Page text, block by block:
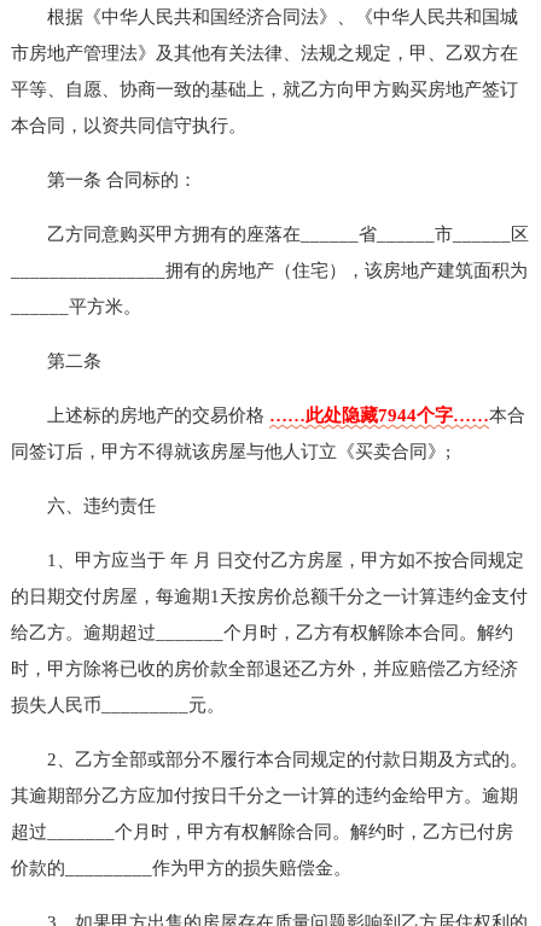
根据《中华人民共和国经济合同法》、《中华人民共和国城
市房地产管理法》及其他有关法律、法规之规定，甲、乙双方在
平等、自愿、协商一致的基础上，就乙方向甲方购买房地产签订
本合同，以资共同信守执行。
第一条 合同标的：
乙方同意购买甲方拥有的座落在______省______市______区
________________拥有的房地产（住宅），该房地产建筑面积为
______平方米。
第二条
上述标的房地产的交易价格 ……此处隐藏7944个字……本合
同签订后，甲方不得就该房屋与他人订立《买卖合同》;
六、违约责任
1、甲方应当于 年 月 日交付乙方房屋，甲方如不按合同规定
的日期交付房屋，每逾期1天按房价总额千分之一计算违约金支付
给乙方。逾期超过_______个月时，乙方有权解除本合同。解约
时，甲方除将已收的房价款全部退还乙方外，并应赔偿乙方经济
损失人民币_________元。
2、乙方全部或部分不履行本合同规定的付款日期及方式的。
其逾期部分乙方应加付按日千分之一计算的违约金给甲方。逾期
超过_______个月时，甲方有权解除合同。解约时，乙方已付房
价款的_________作为甲方的损失赔偿金。
3、如果甲方出售的房屋存在质量问题影响到乙方居住权利的